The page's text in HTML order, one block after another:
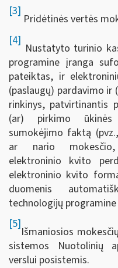
[3]
Pridėtinės vertės
[4]
Nustatyto turinio
programine įranga
pateiktas, ir
(paslaugų) pardavimo ir
rinkinys, patvirtinantis
(ar) pirkimo
sumokėjimo faktą
ar nario
elektroninio kvito
elektroninio kvito
duomenis
technologijų
[5]
Išmaniosios
sistemos Nuotolinių
verslui posistemis.